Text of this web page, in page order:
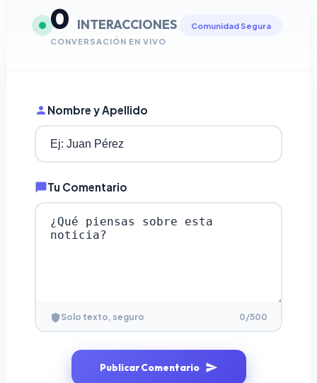
0 INTERACCIONES
CONVERSACIÓN EN VIVO
Comunidad Segura
Nombre y Apellido
Tu Comentario
Solo texto, seguro 0/500
Publicar Comentario